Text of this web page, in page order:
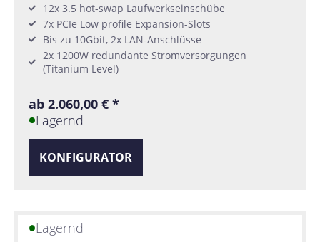
12x 3.5 hot-swap Laufwerkseinschübe
7x PCIe Low profile Expansion-Slots
Bis zu 10Gbit, 2x LAN-Anschlüsse
2x 1200W redundante Stromversorgungen
(Titanium Level)
ab 2.060,00 € *
Lagernd
KONFIGURATOR
Lagernd